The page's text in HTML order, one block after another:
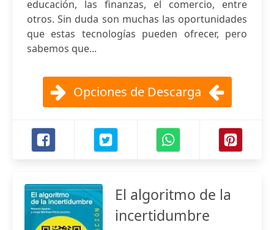
educación, las finanzas, el comercio, entre
otros. Sin duda son muchas las oportunidades
que estas tecnologías pueden ofrecer, pero
sabemos que...
Opciones de Descarga
El algoritmo de la
incertidumbre